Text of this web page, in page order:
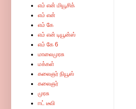
எம் என் மியூசிக்
எம் என்
எம் கே
எம் என் டியூன்ஸ்
எம் கே 6
மாலைமுரசு
மக்கள்
கலைஞர் நியூஸ்
கலைஞர்
முரசு
ஈட் டீவி